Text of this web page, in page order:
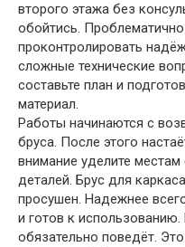
второго этажа без
обойтись.
проконтролировать
сложные технические
составьте план и
материал.
Работы начинаются с
бруса. После этого
внимание уделите
деталей. Брус для
просушен. Надежнее
и готов к
обязательно поведёт.